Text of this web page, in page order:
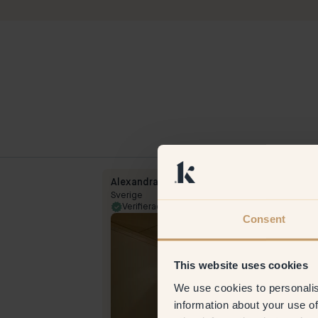
Consent
This website uses cookies
We use cookies to
information about your use
Alexandra
Sverige
Verifierad kund